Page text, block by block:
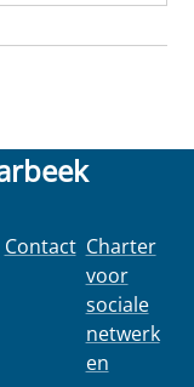
Contact Charter
voor
sociale
netwerk
en